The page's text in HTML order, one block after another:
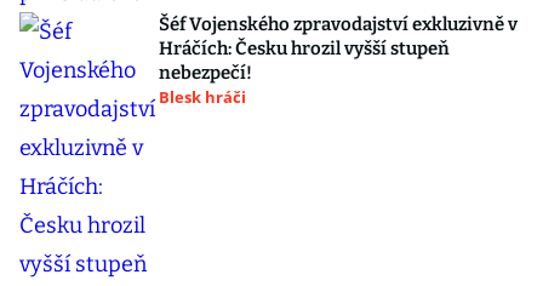
Šéf Vojenského zpravodajství exkluzivně v
Hráčích: Česku hrozil vyšší stupeň
nebezpečí!
Blesk hráči